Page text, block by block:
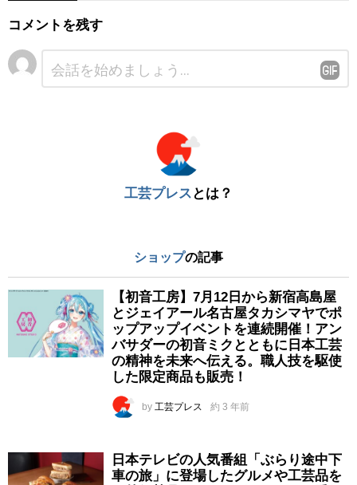
コメントを残す
工芸プレス とは？
ショップの記事
【初音工房】7月12日から新宿高島屋
とジェイアール名古屋タカシマヤでポ
ップアップイベントを連続開催！アン
バサダーの初音ミクとともに日本工芸
の精神を未来へ伝える。職人技を駆使
した限定商品も販売！
by 工芸プレス 約 3 年前
日本テレビの人気番組「ぶらり途中下
車の旅」に登場したグルメや工芸品を